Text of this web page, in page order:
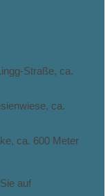
Straße, ca.
ca.
ca. 600 Meter
auf